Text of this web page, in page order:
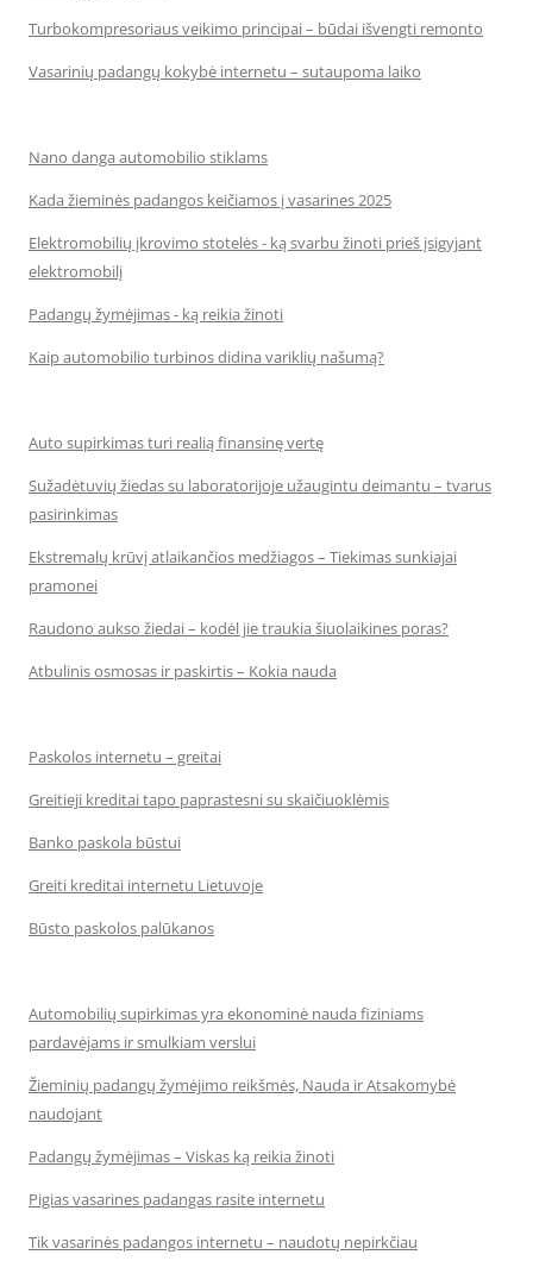
Turbokompresoriaus veikimo principai – būdai išvengti remonto
Vasarinių padangų kokybė internetu – sutaupoma laiko
Nano danga automobilio stiklams
Kada žieminės padangos keičiamos į vasarines 2025
Elektromobilių įkrovimo stotelės - ką svarbu žinoti prieš įsigyjant
elektromobilį
Padangų žymėjimas - ką reikia žinoti
Kaip automobilio turbinos didina variklių našumą?
Auto supirkimas turi realią finansinę vertę
Sužadėtuvių žiedas su laboratorijoje užaugintu deimantu – tvarus
pasirinkimas
Ekstremalų krūvį atlaikančios medžiagos – Tiekimas sunkiajai
pramonei
Raudono aukso žiedai – kodėl jie traukia šiuolaikines poras?
Atbulinis osmosas ir paskirtis – Kokia nauda
Paskolos internetu – greitai
Greitieji kreditai tapo paprastesni su skaičiuoklėmis
Banko paskola būstui
Greiti kreditai internetu Lietuvoje
Būsto paskolos palūkanos
Automobilių supirkimas yra ekonominė nauda fiziniams
pardavėjams ir smulkiam verslui
Žieminių padangų žymėjimo reikšmės, Nauda ir Atsakomybė
naudojant
Padangų žymėjimas – Viskas ką reikia žinoti
Pigias vasarines padangas rasite internetu
Tik vasarinės padangos internetu – naudotų nepirkčiau